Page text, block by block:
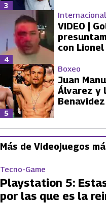
3
Internacional
VIDEO |
con Lionel
4
Boxeo
Juan
Álvarez y
Benavidez
5
Más de Videojuegos
Tecno-Game
Playstation 5:
por las que es la